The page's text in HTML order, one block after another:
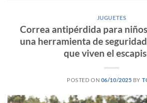
JUGUETES
Correa antipérdida para
una herramienta de
que viven el
POSTED ON 06/10/2025 BY